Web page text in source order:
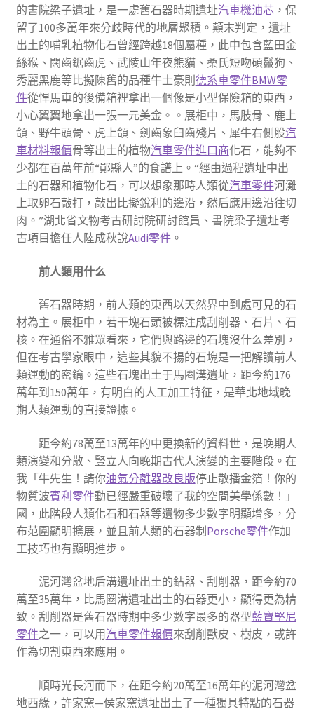
的書院梁子遺址，是一處舊石器時期遺址汽車機油芯，保
留了100多萬年來分歧時代的地層聚積。顛末判定，遺址
出土的哺乳植物化石曾經跨越18個屬種，此中包含藍田金
絲猴、闊齒鋸齒虎、武陵山年夜熊貓、桑氏短吻碩鬣狗、
秀麗黑鹿等比擬陳舊的品種牛土豪則德系車零件BMW零
件從悍馬車的後備箱裡拿出一個像是小型保險箱的東西，
小心翼翼地拿出一張一元美金。。展柜中，馬肢骨、鹿上
頜、野牛頭骨、虎上頜、劍齒象臼齒殘片、犀牛右側股汽
車材料報價骨等出土的植物汽車零件進口商化石，能夠不
少都在百萬年前“鄖縣人”的食譜上。“經由過程遺址中出
土的石器和植物化石，可以想象那時人類從汽車零件河灘
上取卵石敲打，敲出比擬銳利的邊沿，然后應用邊沿往切
肉。”湖北省文物考古研討院研討館員、書院梁子遺址考
古項目擔任人陸成秋說Audi零件。
前人類用什么
舊石器時期，前人類的東西以天然界中到處可見的石
材為主。展柜中，若干塊石頭被標注成刮削器、石片、石
核。在通俗不雅眾看來，它們與路邊的石塊沒什么差別，
但在考古學家眼中，這些其貌不揚的石塊是一把解讀前人
類運動的密鑰。這些石塊出土于馬圈溝遺址，距今約176
萬年到150萬年，有明白的人工加工特征，是華北地域晚
期人類運動的直接證據。
距今約78萬至13萬年的中更換新的資料世，是晚期人
類演變和分散、豎立人向晚期古代人演變的主要階段。在
我「牛先生！請你油氣分離器改良版停止散播金箔！你的
物質波賓利零件動已經嚴重破壞了我的空間美學係數！」
國，此階段人類化石和石器等遺物多少數字明顯增多，分
布范圍顯明擴展，並且前人類的石器制Porsche零件作加
工技巧也有顯明進步。
泥河灣盆地后溝遺址出土的鉆器、刮削器，距今約70
萬至35萬年，比馬圈溝遺址出土的石器更小，顯得更為精
致。刮削器是舊石器時期中多少數字最多的器型藍寶堅尼
零件之一，可以用 汽車零件報價來刮削獸皮、樹皮，或許
作為切割東西來應用。
順時光長河而下，在距今約20萬至16萬年的泥河灣盆
地西緣，許家窯—侯家窯遺址出土了一種獨具特點的石器